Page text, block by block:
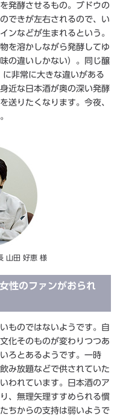
発酵させるもの。ブドウの
できが左右されるので、い
ンなどが生まれるという。
を溶かしながら発酵してゆ
の違いしかない）。同じ醸
非常に大きな違いがある
近な日本酒が奥の深い発酵
送りたくなります。今夜、
山田 好恵 様
性のファンがおられ
ものではないようです。自
化そのものが変わりつつあ
ろとあるようです。一時
み放題などで供されていた
われています。日本酒のア
、無理矢理すすめられる慣
ちからの支持は弱いようで